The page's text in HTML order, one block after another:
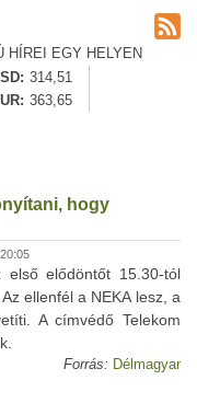
HÍREI EGY HELYEN
314,51
363,65
hogy
elődöntőt 15.30-tól
ellenfél a NEKA lesz, a
A címvédő Telekom
Forrás: Délmagyar